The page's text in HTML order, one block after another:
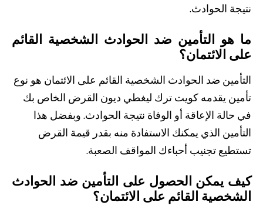
من نحن بوابة التمويل
الفروع وأجهزة الصراف الآلي
Türkçe
English
الحلول الخاصة بالقطاعات
نتيجة الحوادث.
ما هو التأمين ضد الحوادث الشخصية القائم
على الائتمان؟
التأمين ضد الحوادث الشخصية القائم على الائتمان هو نوع
تأمين يقدمه كويت ترك ليغطي ديون القرض الخاص بك
في حالة الإعاقة أو الوفاة نتيجة الحوادث. وبفضل هذا
التأمين الذي يمكنك الاستفادة منه بقدر قيمة القرض
تستطيع تجنيب أحباءك المواقف الصعبة.
كيف يمكن الحصول على التأمين ضد الحوادث
الشخصية القائم على الائتمان؟